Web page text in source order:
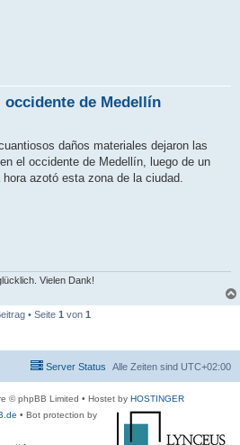
occidente de Medellín
daños materiales dejaron las
el occidente de Medellín, luego de un
azotó esta zona de la ciudad.
Vielen Dank!
• Seite 1 von 1
Alle Zeiten sind UTC+02:00
Server Status
© phpBB Limited • Hostet by HOSTINGER
• Bot protection by